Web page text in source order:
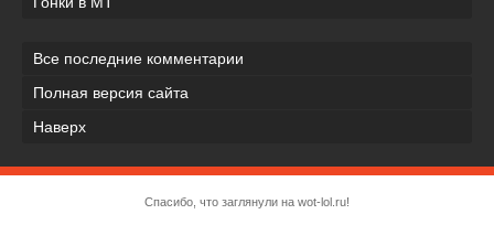
Все последние комментарии
Полная версия сайта
Наверх
Спасибо, что заглянули на wot-lol.ru!